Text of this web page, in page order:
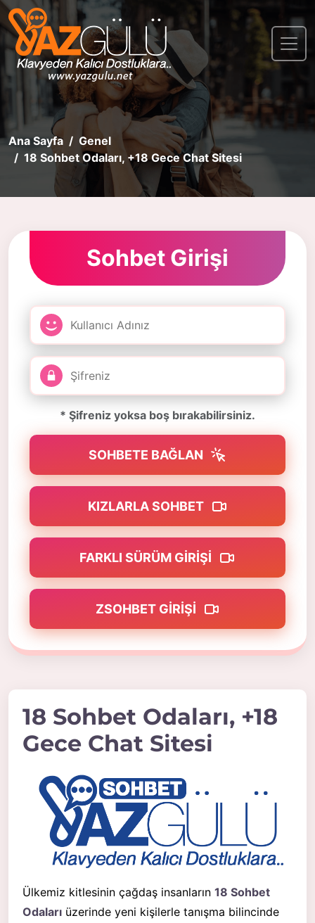
Ana Sayfa
Genel
18 Sohbet Odaları, +18 Gece Chat Sitesi
Sohbet Girişi
* Şifreniz yoksa boş bırakabilirsiniz.
SOHBETE BAĞLAN
KIZLARLA SOHBET
FARKLI SÜRÜM GIRIŞI
ZSOHBET GIRIŞI
18 Sohbet Odaları, +18
Gece Chat Sitesi
Ülkemiz kitlesinin çağdaş insanların 18 Sohbet
Odaları üzerinde yeni kişilerle tanışma bilincinde